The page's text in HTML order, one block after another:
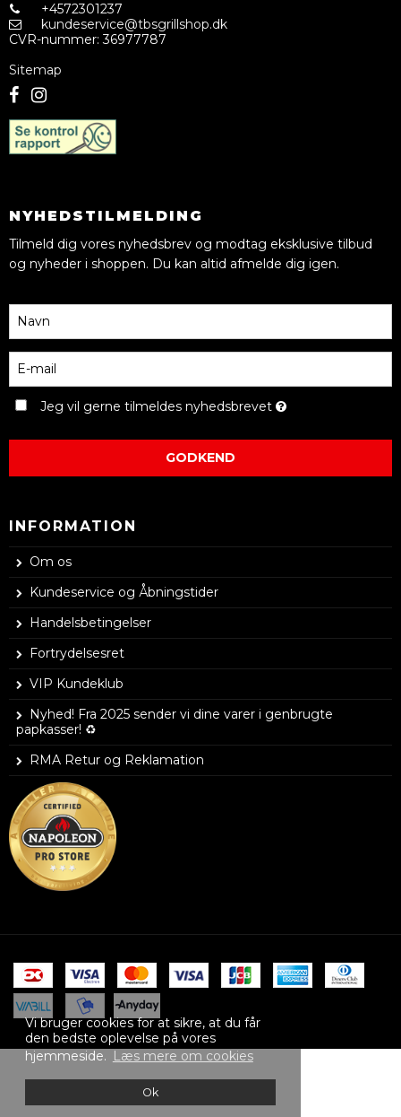
Vi bruger cookies for at sikre, at du får
den bedste oplevelse på vores
hjemmeside. Læs mere om cookies
Ok
+4572301237
kundeservice@tbsgrillshop.dk
CVR-nummer: 36977787
Sitemap
NYHEDSTILMELDING
Tilmeld dig vores nyhedsbrev og modtag eksklusive tilbud
og nyheder i shoppen. Du kan altid afmelde dig igen.
Jeg vil gerne tilmeldes nyhedsbrevet
GODKEND
INFORMATION
Om os
Kundeservice og Åbningstider
Handelsbetingelser
Fortrydelsesret
VIP Kundeklub
Nyhed! Fra 2025 sender vi dine varer i genbrugte
papkasser! ♻️
RMA Retur og Reklamation